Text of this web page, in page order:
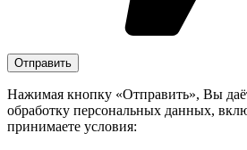
Нажимая кнопку «Отправить», Вы
обработку персональных данных,
принимаете условия: